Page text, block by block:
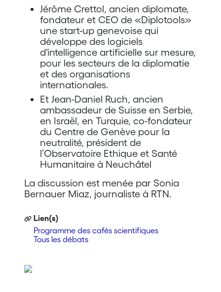
Jérôme Crettol, ancien diplomate,
fondateur et CEO de «Diplotools»
une start-up genevoise qui
développe des logiciels
d'intelligence artificielle sur mesure,
pour les secteurs de la diplomatie
et des organisations
internationales.
Et Jean-Daniel Ruch, ancien
ambassadeur de Suisse en Serbie,
en Israël, en Turquie, co-fondateur
du Centre de Genève pour la
neutralité, président de
l’Observatoire Ethique et Santé
Humanitaire à Neuchâtel
La discussion est menée par Sonia
Bernauer Miaz, journaliste à RTN.
Lien(s)
Programme des cafés scientifiques
Tous les débats